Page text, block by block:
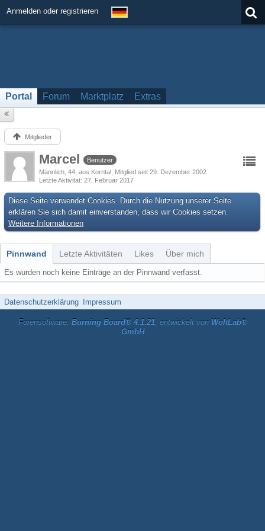
Anmelden oder registrieren
Portal Forum Marktplatz Extras
Mitglieder
Marcel
Benutzer
Männlich 44 aus Korntal Mitglied seit 29. Dezember 2002
Letzte Aktivität 27. Februar 2017
Diese Seite verwendet Cookies. Durch die Nutzung unserer Seite
erklären Sie sich damit einverstanden, dass wir Cookies setzen.
Weitere Informationen
Pinnwand Letzte Aktivitäten Likes Über mich
Es wurden noch keine Einträge an der Pinnwand verfasst.
Datenschutzerklärung Impressum
Forensoftware: Burning Board® 4.1.21, entwickelt von WoltLab®
GmbH